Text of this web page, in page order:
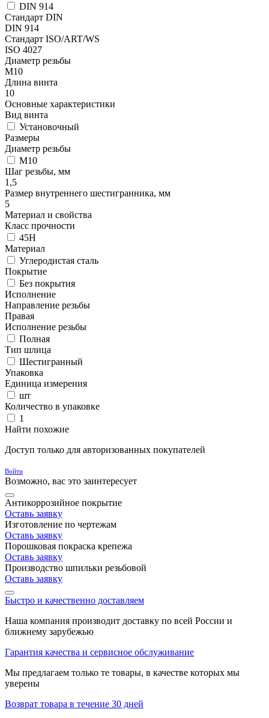
DIN 914
Стандарт DIN
DIN 914
Стандарт ISO/ART/WS
ISO 4027
Диаметр резьбы
М10
Длина винта
10
Основные характеристики
Вид винта
Установочный
Размеры
Диаметр резьбы
М10
Шаг резьбы, мм
1,5
Размер внутреннего шестигранника, мм
5
Материал и свойства
Класс прочности
45H
Материал
Углеродистая сталь
Покрытие
Без покрытия
Исполнение
Направление резьбы
Правая
Исполнение резьбы
Полная
Тип шлица
Шестигранный
Упаковка
Единица измерения
шт
Количество в упаковке
1
Найти похожие
Доступ только для авторизованных покупателей
Войти
Возможно, вас это заинтересует
Антикоррозийное покрытие
Оставь заявку
Изготовление по чертежам
Оставь заявку
Порошковая покраска крепежа
Оставь заявку
Производство шпильки резьбовой
Оставь заявку
Быстро и качественно доставляем
Наша компания производит доставку по всей России и
ближнему зарубежью
Гарантия качества и сервисное обслуживание
Мы предлагаем только те товары, в качестве которых мы
уверены
Возврат товара в течение 30 дней